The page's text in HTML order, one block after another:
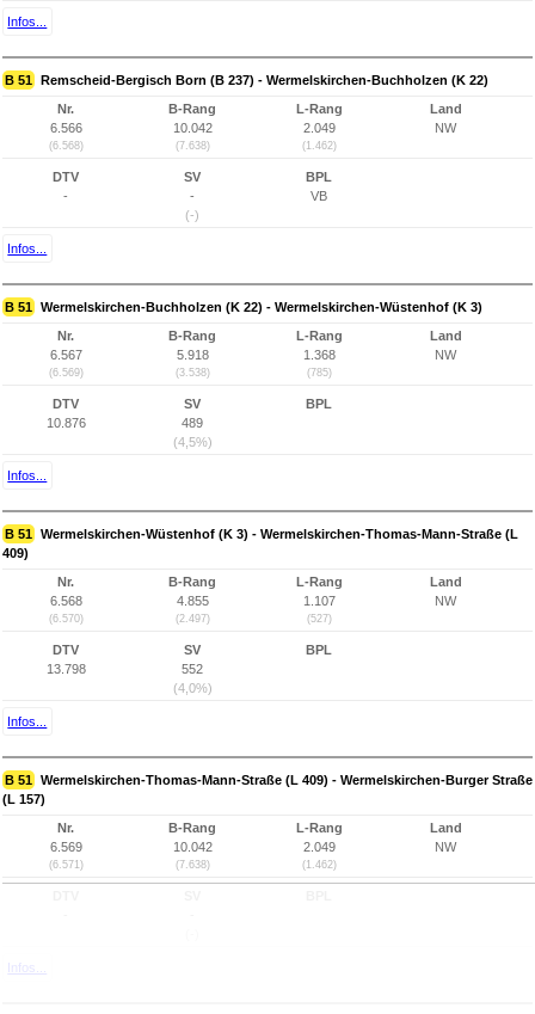
Infos...
B 51 Remscheid-Bergisch Born (B 237) - Wermelskirchen-Buchholzen (K 22)
Nr.
6.566
(6.568)
B-Rang
10.042
(7.638)
L-Rang
2.049
(1.462)
Land
NW
DTV
-
SV
-
(-)
BPL
VB
Infos...
B 51 Wermelskirchen-Buchholzen (K 22) - Wermelskirchen-Wüstenhof (K 3)
Nr.
6.567
(6.569)
B-Rang
5.918
(3.538)
L-Rang
1.368
(785)
Land
NW
DTV
10.876
SV
489
(4,5%)
BPL
Infos...
B 51 Wermelskirchen-Wüstenhof (K 3) - Wermelskirchen-Thomas-Mann-Straße (L
409)
Nr.
6.568
(6.570)
B-Rang
4.855
(2.497)
L-Rang
1.107
(527)
Land
NW
DTV
13.798
SV
552
(4,0%)
BPL
Infos...
B 51 Wermelskirchen-Thomas-Mann-Straße (L 409) - Wermelskirchen-Burger Straße
(L 157)
Nr.
6.569
(6.571)
B-Rang
10.042
(7.638)
L-Rang
2.049
(1.462)
Land
NW
Infos...